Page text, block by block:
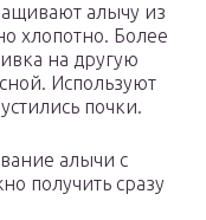
алычу из
хлопотно. Более
на другую
Используют
почки.
алычи с
получить сразу